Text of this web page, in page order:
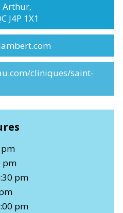
Arthur,
J4P 1X1
cliniques/saint-
pm
pm
pm
pm